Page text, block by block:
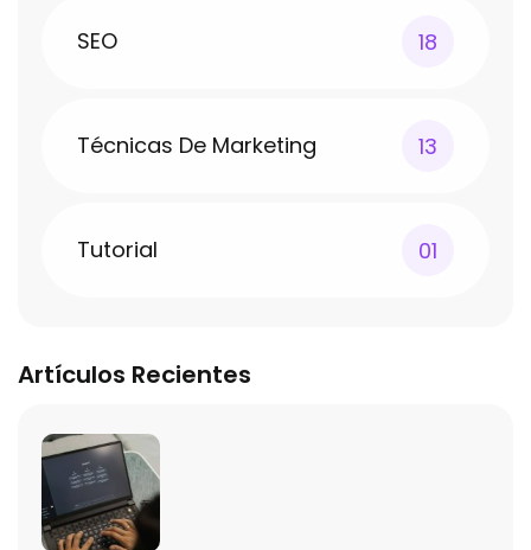
SEO 18
Técnicas De Marketing 13
Tutorial 01
Artículos Recientes